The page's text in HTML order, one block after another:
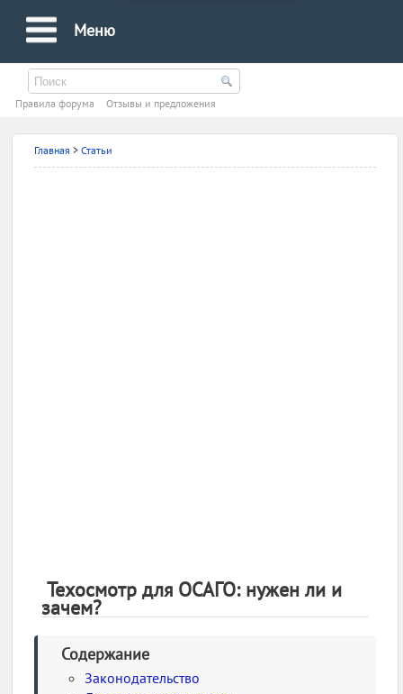
Меню
Правила форума Oтзывы и предложения
Главная>Статьи
Техосмотр для ОСАГО: нужен ли и
зачем?
Содержание
Законодательство